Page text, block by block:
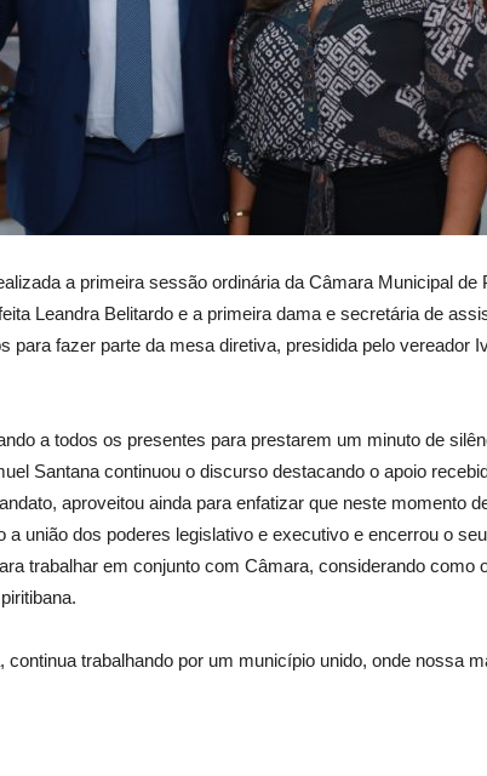
a primeira sessão ordinária da Câmara Municipal de
Leandra Belitardo e a primeira dama e secretária de
para fazer parte da mesa diretiva, presidida pelo vereador
a todos os presentes para prestarem um minuto de
Santana continuou o discurso destacando o apoio
aproveitou ainda para enfatizar que neste momento
união dos poderes legislativo e executivo e encerrou o seu
trabalhar em conjunto com Câmara, considerando como
trabalhando por um município unido, onde nossa